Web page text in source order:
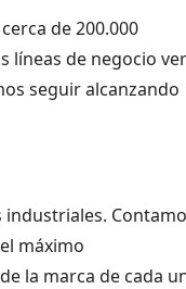
de 200.000
líneas de negocio
seguir alcanzando
máximo
la marca de cada